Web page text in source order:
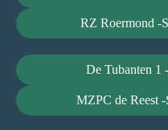
RZ Roermond -
De Tubanten 1 -
MZPC de Reest -